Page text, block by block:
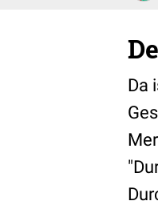
Da